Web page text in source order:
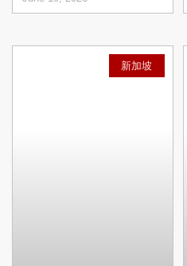
新加坡